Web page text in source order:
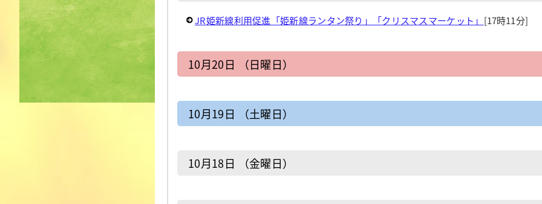
JR姫新線利用促進「姫新線ランタン祭り」「クリスマスマーケット」 [17時11分]
10月20日 （日曜日）
10月19日 （土曜日）
10月18日 （金曜日）